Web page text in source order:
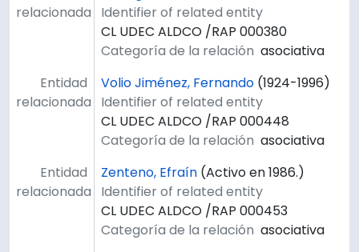
relacionada
Identifier of related entity
CL UDEC ALDCO /RAP 000380
Categoría de la relación asociativa
Entidad
relacionada
Volio Jiménez, Fernando (1924-1996)
Identifier of related entity
CL UDEC ALDCO /RAP 000448
Categoría de la relación asociativa
Entidad
relacionada
Zenteno, Efraín (Activo en 1986.)
Identifier of related entity
CL UDEC ALDCO /RAP 000453
Categoría de la relación asociativa